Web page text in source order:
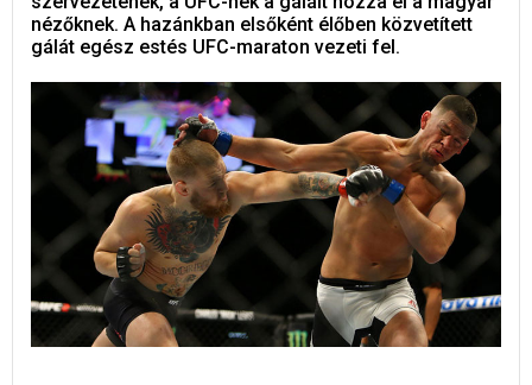
nézőknek. A hazánkban elsőként élőben közvetített
gálát egész estés UFC-maraton vezeti fel.